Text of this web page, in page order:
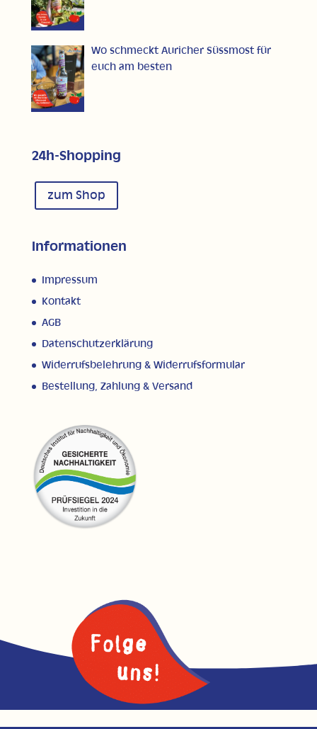
Wo schmeckt Auricher Süssmost für
euch am besten
24h-Shopping
zum Shop
Informationen
Impressum
Kontakt
AGB
Datenschutzerklärung
Widerrufsbelehrung & Widerrufsformular
Bestellung, Zahlung & Versand